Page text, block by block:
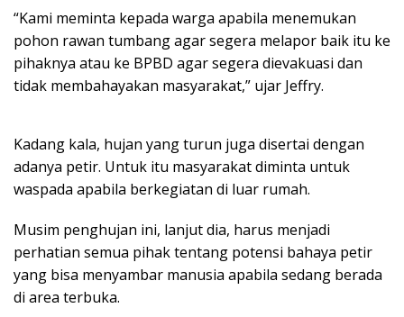
“Kami meminta kepada warga apabila menemukan
pohon rawan tumbang agar segera melapor baik itu ke
pihaknya atau ke BPBD agar segera dievakuasi dan
tidak membahayakan masyarakat,” ujar Jeffry.
Kadang kala, hujan yang turun juga disertai dengan
adanya petir. Untuk itu masyarakat diminta untuk
waspada apabila berkegiatan di luar rumah.
Musim penghujan ini, lanjut dia, harus menjadi
perhatian semua pihak tentang potensi bahaya petir
yang bisa menyambar manusia apabila sedang berada
di area terbuka.